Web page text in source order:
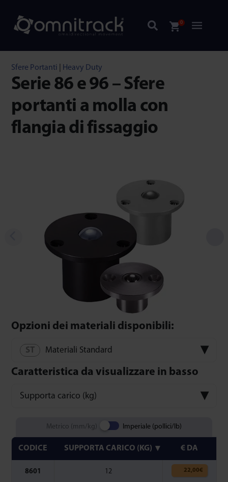
0
Sfere Portanti Heavy Duty
Serie 86 e 96 – Sfere
portanti a molla con
flangia di fissaggio
Opzioni dei materiali disponibili:
Materiali Standard
Caratteristica da visualizzare in basso
Supporta carico (kg)
Metrico (mm/kg) Imperiale (pollici/lb)
CODICE SUPPORTA CARICO (KG) € DA
8601 12 22,00€